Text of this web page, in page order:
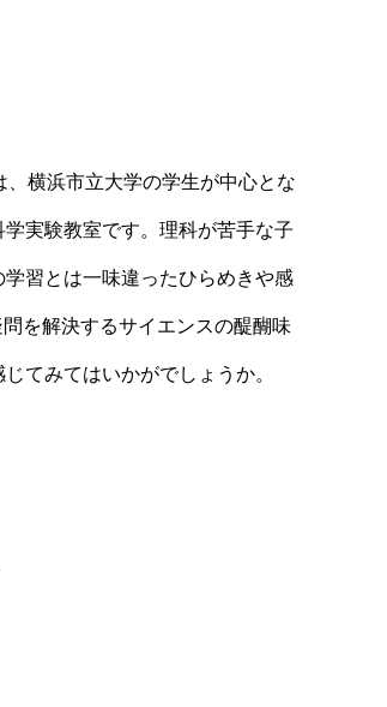
横浜市立大学の学生が中心とな
実験教室です。理科が苦手な子
習とは一味違ったひらめきや感
を解決するサイエンスの醍醐味
てみてはいかがでしょうか。